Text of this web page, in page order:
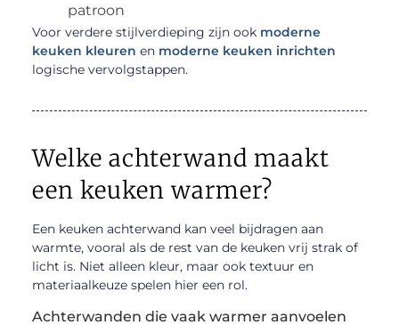
patroon
Voor verdere stijlverdieping zijn ook moderne
keuken kleuren en moderne keuken inrichten
logische vervolgstappen.
Welke achterwand maakt
een keuken warmer?
Een keuken achterwand kan veel bijdragen aan
warmte, vooral als de rest van de keuken vrij strak of
licht is. Niet alleen kleur, maar ook textuur en
materiaalkeuze spelen hier een rol.
Achterwanden die vaak warmer aanvoelen